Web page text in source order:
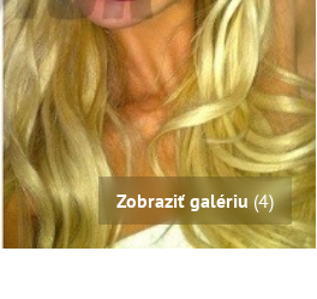
Zobraziť galériu (4)